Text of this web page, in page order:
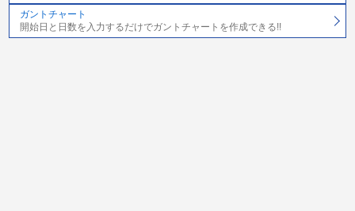
ガントチャート
開始日と日数を入力するだけでガントチャートを作成できる!!